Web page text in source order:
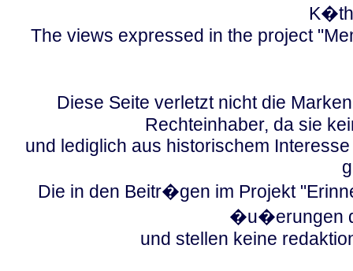
The views expressed in the project
Diese Seite verletzt nicht die
Rechteinhaber, da sie
und lediglich aus historischem
Die in den Beitr�gen im Projekt
�u�erungen
und stellen keine